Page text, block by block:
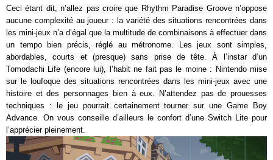
Ceci étant dit, n’allez pas croire que Rhythm Paradise Groove n’oppose
aucune complexité au joueur : la variété des situations rencontrées dans
les mini-jeux n’a d’égal que la multitude de combinaisons à effectuer dans
un tempo bien précis, réglé au métronome. Les jeux sont simples,
abordables, courts et (presque) sans prise de tête. À l’instar d’un
Tomodachi Life (encore lui), l’habit ne fait pas le moine : Nintendo mise
sur le loufoque des situations rencontrées dans les mini-jeux avec une
histoire et des personnages bien à eux. N’attendez pas de prouesses
techniques : le jeu pourrait certainement tourner sur une Game Boy
Advance. On vous conseille d’ailleurs le confort d’une Switch Lite pour
l’apprécier pleinement.